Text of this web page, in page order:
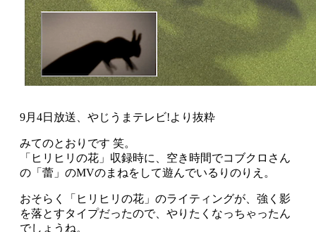
9月4日放送、やじうまテレビ!より抜粋
みてのとおりです 笑。
「ヒリヒリの花」収録時に、空き時間でコブクロさん
の「蕾」のMVのまねをして遊んでいるりのりえ。
おそらく「ヒリヒリの花」のライティングが、強く影
を落とすタイプだったので、やりたくなっちゃったん
でしょうね。